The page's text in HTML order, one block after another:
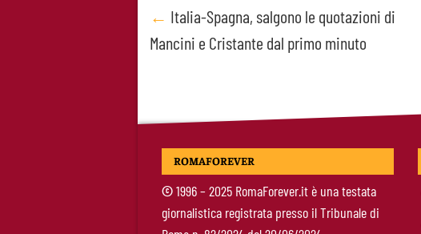
Post
navigation
← Italia-Spagna, salgono le quotazioni di
Mancini e Cristante dal primo minuto
ROMAFOREVER
©1996 – 2025 RomaForever.it è una testata
giornalistica registrata presso il Tribunale di